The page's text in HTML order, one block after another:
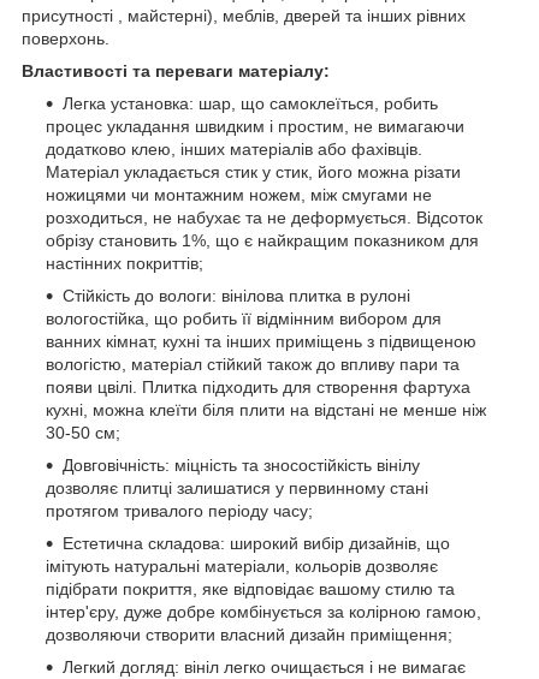
присутності , майстерні), меблів, дверей та інших рівних
поверхонь.
Властивості та переваги матеріалу:
Легка установка: шар, що самоклеїться, робить
процес укладання швидким і простим, не вимагаючи
додатково клею, інших матеріалів або фахівців.
Матеріал укладається стик у стик, його можна різати
ножицями чи монтажним ножем, між смугами не
розходиться, не набухає та не деформується. Відсоток
обрізу становить 1%, що є найкращим показником для
настінних покриттів;
Стійкість до вологи: вінілова плитка в рулоні
вологостійка, що робить її відмінним вибором для
ванних кімнат, кухні та інших приміщень з підвищеною
вологістю, матеріал стійкий також до впливу пари та
появи цвілі. Плитка підходить для створення фартуха
кухні, можна клеїти біля плити на відстані не менше ніж
30-50 см;
Довговічність: міцність та зносостійкість вінілу
дозволяє плитці залишатися у первинному стані
протягом тривалого періоду часу;
Естетична складова: широкий вибір дизайнів, що
імітують натуральні матеріали, кольорів дозволяє
підібрати покриття, яке відповідає вашому стилю та
інтер'єру, дуже добре комбінується за колірною гамою,
дозволяючи створити власний дизайн приміщення;
Легкий догляд: вініл легко очищається і не вимагає